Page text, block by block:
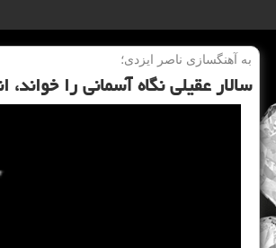
به آهنگسازی ناصر ایزدی؛
سالار عقیلی نگاه آسمانی را